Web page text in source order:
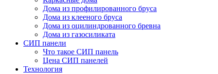
Дома из профилированного бруса
Дома из клееного бруса
Дома из оцилиндрованного бревна
Дома из газосиликата
СИП панели
Что такое СИП панель
Цена СИП панелей
Технология